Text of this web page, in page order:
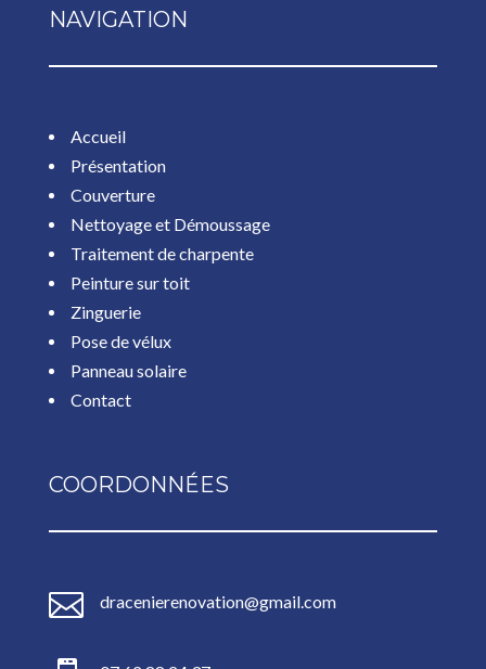
NAVIGATION
Accueil
Présentation
Couverture
Nettoyage et Démoussage
Traitement de charpente
Peinture sur toit
Zinguerie
Pose de vélux
Panneau solaire
Contact
COORDONNÉES
 dracenierenovation@gmail.com